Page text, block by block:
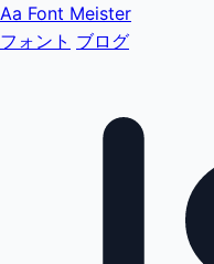
Aa Font Meister
フォント ブログ